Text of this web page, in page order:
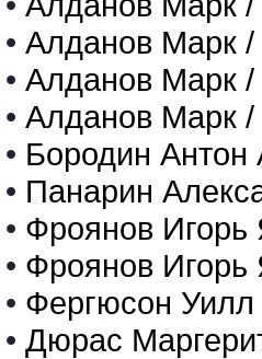
• Алданов Марк /
• Алданов Марк
• Алданов Марк
• Бородин Антон
• Панарин
• Фроянов Игорь
• Фроянов Игорь
• Фергюсон Уилл
• Дюрас